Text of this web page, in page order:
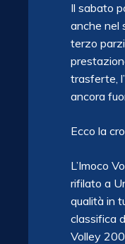
Il sabato
anche nel
terzo
trasferte,
ancora
Ecco la
L’Imoco
rifilato a
qualità in
classifica
Volley